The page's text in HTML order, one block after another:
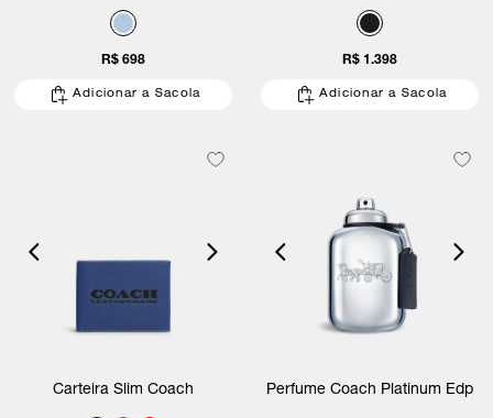
R$ 698
Adicionar a Sacola
R$ 1.398
Adicionar a Sacola
Carteira Slim Coach Perfume Coach Platinum Edp